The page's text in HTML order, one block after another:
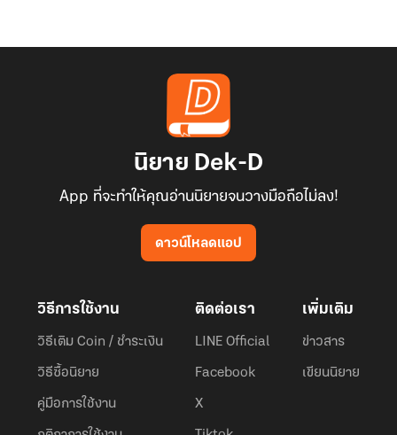
นิยาย Dek-D
App ที่จะทำให้คุณอ่านนิยายจนวางมือถือไม่ลง!
ดาวน์โหลดแอป
วิธีการใช้งาน
วิธีเติม Coin / ชำระเงิน
วิธีซื้อนิยาย
คู่มือการใช้งาน
ติดต่อเรา
LINE Official
Facebook
X
เพิ่มเติม
ข่าวสาร
เขียนนิยาย